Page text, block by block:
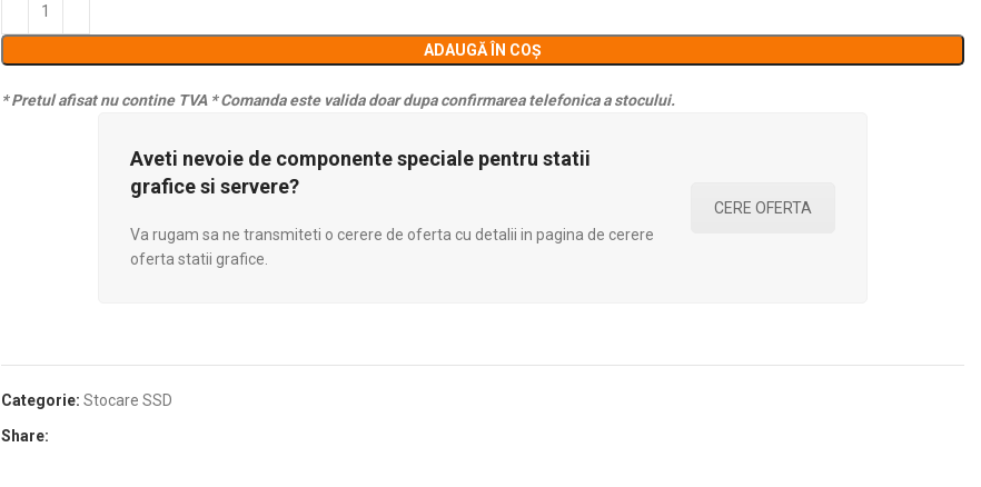
ADAUGĂ ÎN COȘ
* Pretul afisat nu contine TVA * Comanda este valida doar dupa confirmarea telefonica a stocului.
Aveti nevoie de componente speciale pentru statii
grafice si servere?
Va rugam sa ne transmiteti o cerere de oferta cu detalii in pagina de cerere
oferta statii grafice.
CERE OFERTA
Categorie: Stocare SSD
Share: